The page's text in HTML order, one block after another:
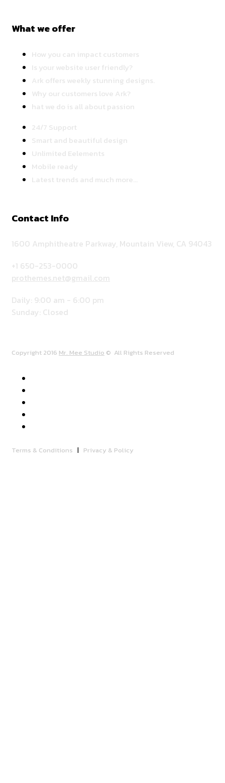
What we offer
How you can impact customers
Is your website user friendly?
Ark offers weekly stunning designs.
Why our customers love Ark?
hat we do is all about passion
24/7 Support
Smart and beautiful design
Unlimited Eelements
Mobile ready
Latest trends and much more...
Contact Info
1600 Amphitheatre Parkway, Mountain View, CA 94043
+1 650-253-0000
prothemes.net@gmail.com
Daily: 9:00 am - 6:00 pm
Sunday: Closed
Copyright 2016 Mr. Mee Studio © All Rights Reserved
Terms & Conditions | Privacy & Policy